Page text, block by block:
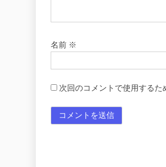
名前 ※
次回のコメントで使用するた